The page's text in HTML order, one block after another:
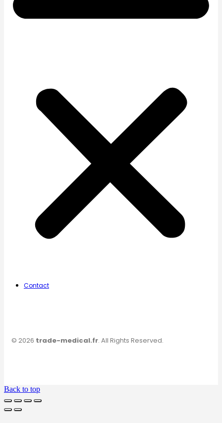
Contact
© 2026 trade-medical.fr. All Rights Reserved.
Back to top